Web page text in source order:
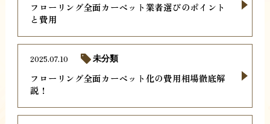
フローリング全面カーペット業者選びのポイント
と費用
フローリング全面カーペット化の費用相場徹底解
説！
2025.07.10 未分類